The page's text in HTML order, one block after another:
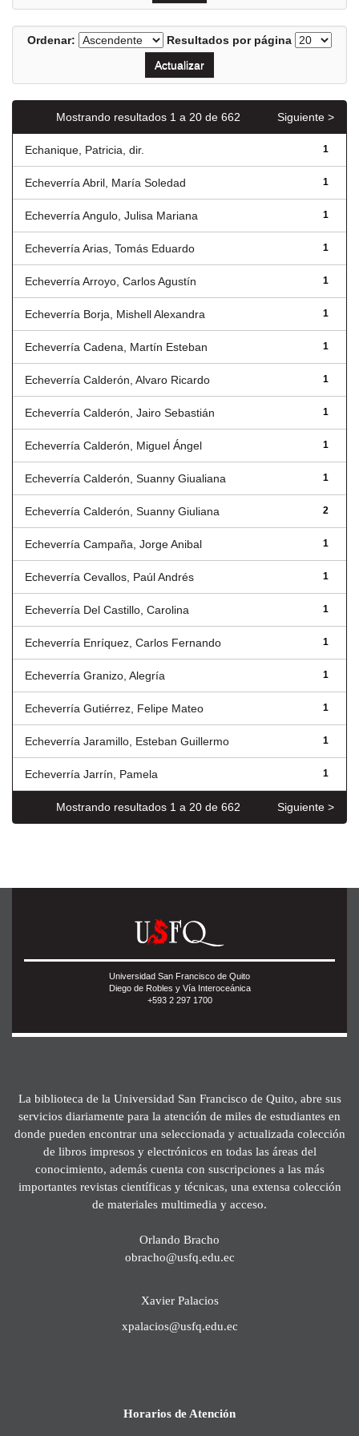
Ordenar: Resultados por página
Mostrando resultados 1 a 20 de 662 Siguiente >
Echanique, Patricia, dir. 1
Echeverría Abril, María Soledad 1
Echeverría Angulo, Julisa Mariana 1
Echeverría Arias, Tomás Eduardo 1
Echeverría Arroyo, Carlos Agustín 1
Echeverría Borja, Mishell Alexandra 1
Echeverría Cadena, Martín Esteban 1
Echeverría Calderón, Alvaro Ricardo 1
Echeverría Calderón, Jairo Sebastián 1
Echeverría Calderón, Miguel Ángel 1
Echeverría Calderón, Suanny Giualiana 1
Echeverría Calderón, Suanny Giuliana 2
Echeverría Campaña, Jorge Anibal 1
Echeverría Cevallos, Paúl Andrés 1
Echeverría Del Castillo, Carolina 1
Echeverría Enríquez, Carlos Fernando 1
Echeverría Granizo, Alegría 1
Echeverría Gutiérrez, Felipe Mateo 1
Echeverría Jaramillo, Esteban Guillermo 1
Echeverría Jarrín, Pamela 1
Mostrando resultados 1 a 20 de 662 Siguiente >
Universidad San Francisco de Quito
Diego de Robles y Vía Interoceánica
+593 2 297 1700
La biblioteca de la Universidad San Francisco de Quito, abre sus
servicios diariamente para la atención de miles de estudiantes en
donde pueden encontrar una seleccionada y actualizada colección
de libros impresos y electrónicos en todas las áreas del
conocimiento, además cuenta con suscripciones a las más
importantes revistas científicas y técnicas, una extensa colección
de materiales multimedia y acceso.
Orlando Bracho
obracho@usfq.edu.ec
Xavier Palacios
xpalacios@usfq.edu.ec
Horarios de Atención